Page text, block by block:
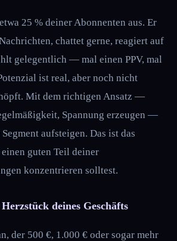
25 % deiner Abonnenten aus. Er
chattet gerne, reagiert auf
gelegentlich — mal einen PPV, mal
ist real, aber noch nicht
Mit dem richtigen Ansatz —
Spannung erzeugen —
aufsteigen. Das ist das
einen guten Teil deiner
konzentrieren solltest.
deines Geschäfts
der 500 €, 1.000 € oder sogar mehr